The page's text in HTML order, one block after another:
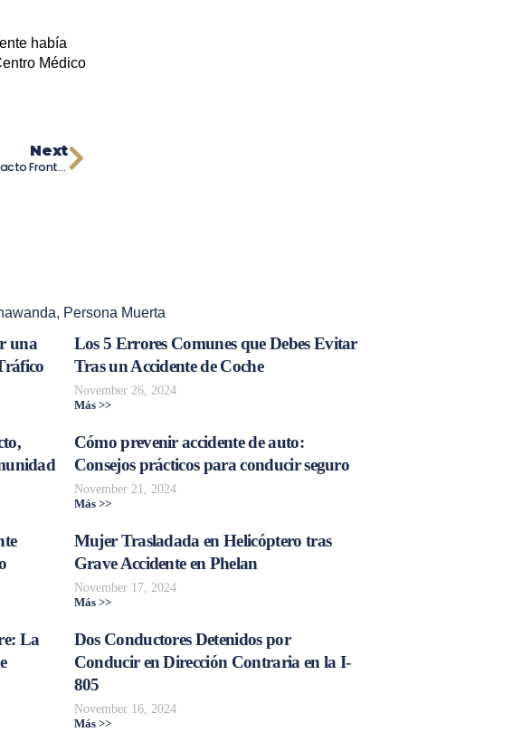
había
Médico
Next
Cinco Personas Hospitalizadas Tras Impacto Frontal De Dos Autos En Riverside
, Persona Muerta
una
Los 5 Errores Comunes que Debes Evitar
Tras un Accidente de Coche
November 26, 2024
Más >>
Cómo prevenir accidente de auto:
Consejos prácticos para conducir seguro
November 21, 2024
Más >>
Mujer Trasladada en Helicóptero tras
Grave Accidente en Phelan
November 17, 2024
Más >>
La
Dos Conductores Detenidos por
Conducir en Dirección Contraria en la I-
805
November 16, 2024
Más >>